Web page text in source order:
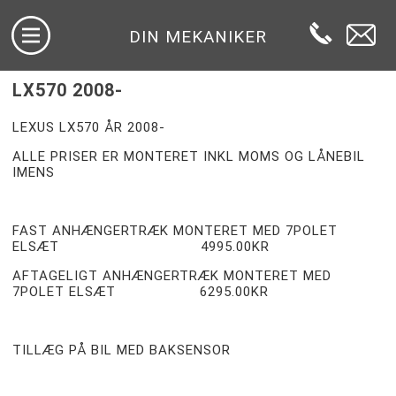
DIN MEKANIKER
LX570 2008-
LEXUS LX570 ÅR 2008-
ALLE PRISER ER MONTERET INKL MOMS OG LÅNEBIL
IMENS
FAST ANHÆNGERTRÆK MONTERET MED 7POLET
ELSÆT 4995.00KR
AFTAGELIGT ANHÆNGERTRÆK MONTERET MED
7POLET ELSÆT 6295.00KR
TILLÆG PÅ BIL MED BAKSENSOR